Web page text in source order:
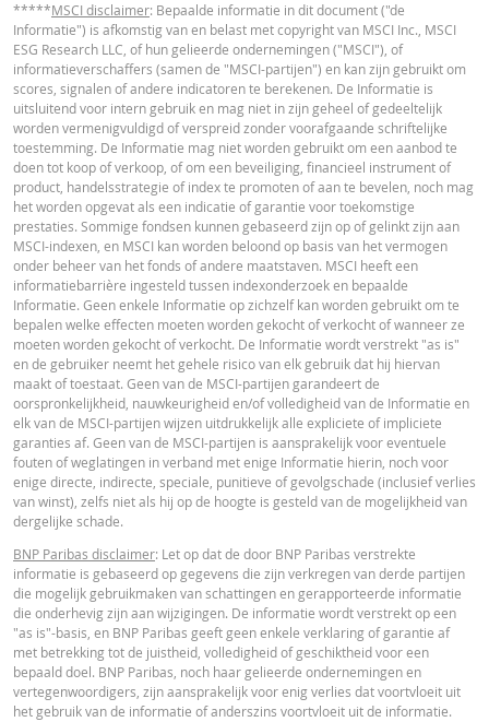
werkelijkheid wordt bij Turbo's op de stop loss reset datum, bij toepasselijke
eventuele ex-dividendnoteringen, bij eventuele specifieke corporate actions
indien toepasselijk, bij het doorrollen van futures aangepast. De invloed van
periodiek doorrollen van futures wordt ook in de calculator buiten
gelaten. Ook door afrondingen kunnen getoonde waarden afwijken van de
ontwikkelingen van waarden in de werkelijkheid.
BNP Paribas treedt niet op als uw juridisch of fiscaal adviseur, accountant of
beleggingsadviseur en heeft op geen enkele wijze een fiduciaire verplichting
tegenover u in verband met de calculator en/of in verband met eventuele
transacties in door BNP Paribas uitgegeven producten of andere
transacties. U mag niet op BNP Paribas vertrouwen voor beleggingsadvies
aanbevelingen, ongeacht van welke aard. Hoewel de getoonde koersen zijn
gebaseerd op betrouwbaar geachte informatie, wordt de juistheid of
volledigheid hiervan niet gegarandeerd. BNP Paribas biedt geen garanties
betrekking tot de informatie verstrekt door de calculator en aanvaardt geen
enkele aansprakelijkheid voor directe, indirecte, bijzondere, incidentele,
immateriële of gevolgschade (met inbegrip van winstderving) die op
wijze voortvloeit uit het gebruik van de calculator door u of uw adviseurs of
hierin vervatte informatie. De ingevoerde koersgegevens zijn afkomstig van
Paribas en gelden strikt per de vermelde datum. De koersen getoond door
calculator zijn indicatief en uitsluitend bestemd voor informatieve
Koersinformatie vormt geen uitnodiging of aanbod tot het kopen of
van effecten of andere financiële instrumenten. De informatie is uitsluitend
bestemd voor gebruik door de bedoelde ontvangers. Het is niet toegestaan
deze informatie geheel of gedeeltelijk te reproduceren, te verspreiden of te
kopiëren voor enig doel zonder voorafgaande uitdrukkelijke toestemming
BNP Paribas. Meer informatie is op verzoek verkrijgbaar bij BNP Paribas,;
contact op via 0900-6275387, +31-20-5501150 of markets@bnpparibas.com
RECENTE KOERSINFORMATIE
Latest Product Quotes
*****MSCI disclaimer: Bepaalde informatie in dit document ("de
Informatie") is afkomstig van en belast met copyright van MSCI Inc., MSCI
ESG Research LLC, of hun gelieerde ondernemingen ("MSCI"), of
informatieverschaffers (samen de "MSCI-partijen") en kan zijn gebruikt om
scores, signalen of andere indicatoren te berekenen. De Informatie is
uitsluitend voor intern gebruik en mag niet in zijn geheel of gedeeltelijk
worden vermenigvuldigd of verspreid zonder voorafgaande schriftelijke
toestemming. De Informatie mag niet worden gebruikt om een aanbod te
doen tot koop of verkoop, of om een beveiliging, financieel instrument of
product, handelsstrategie of index te promoten of aan te bevelen, noch mag
het worden opgevat als een indicatie of garantie voor toekomstige
prestaties. Sommige fondsen kunnen gebaseerd zijn op of gelinkt zijn aan
MSCI-indexen, en MSCI kan worden beloond op basis van het vermogen
onder beheer van het fonds of andere maatstaven. MSCI heeft een
informatiebarrière ingesteld tussen indexonderzoek en bepaalde
Informatie. Geen enkele Informatie op zichzelf kan worden gebruikt om te
bepalen welke effecten moeten worden gekocht of verkocht of wanneer ze
moeten worden gekocht of verkocht. De Informatie wordt verstrekt "as is"
en de gebruiker neemt het gehele risico van elk gebruik dat hij hiervan
maakt of toestaat. Geen van de MSCI-partijen garandeert de
oorspronkelijkheid, nauwkeurigheid en/of volledigheid van de Informatie en
elk van de MSCI-partijen wijzen uitdrukkelijk alle expliciete of impliciete
garanties af. Geen van de MSCI-partijen is aansprakelijk voor eventuele
fouten of weglatingen in verband met enige Informatie hierin, noch voor
enige directe, indirecte, speciale, punitieve of gevolgschade (inclusief verlies
van winst), zelfs niet als hij op de hoogte is gesteld van de mogelijkheid van
dergelijke schade.
BNP Paribas disclaimer: Let op dat de door BNP Paribas verstrekte
informatie is gebaseerd op gegevens die zijn verkregen van derde partijen
die mogelijk gebruikmaken van schattingen en gerapporteerde informatie
die onderhevig zijn aan wijzigingen. De informatie wordt verstrekt op een
"as is"-basis, en BNP Paribas geeft geen enkele verklaring of garantie af
met betrekking tot de juistheid, volledigheid of geschiktheid voor een
bepaald doel. BNP Paribas, noch haar gelieerde ondernemingen en
vertegenwoordigers, zijn aansprakelijk voor enig verlies dat voortvloeit uit
het gebruik van de informatie of anderszins voortvloeit uit de informatie.